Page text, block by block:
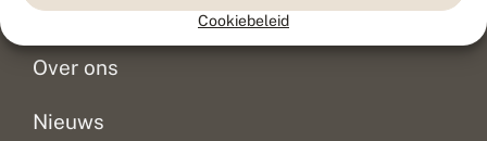
Cookiebeleid
Doneer
Over ons
Nieuws